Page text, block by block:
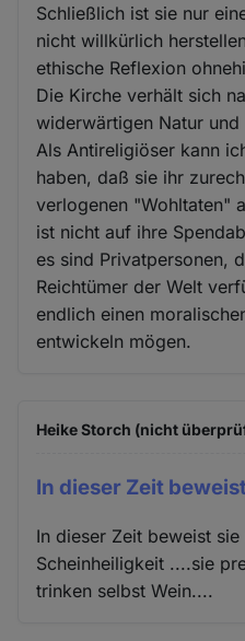
Schließlich ist sie nur
nicht willkürlich
ethische Reflexion
Die Kirche verhält sich
widerwärtigen Natur
Als Antireligiöser kann
haben, daß sie ihr
verlogenen "Wohltaten"
ist nicht auf ihre
es sind Privatpersonen,
Reichtümer der Welt
endlich einen
entwickeln mögen.
Heike Storch (nicht
In dieser Zeit
In dieser Zeit beweist
Scheinheiligkeit ....sie
trinken selbst Wein....